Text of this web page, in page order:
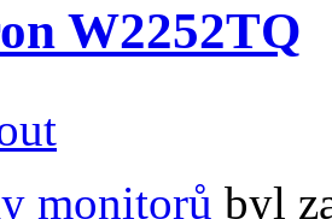
W2252TQ
monitorů byl